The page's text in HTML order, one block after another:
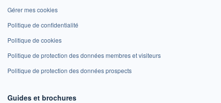
Gérer mes cookies
Politique de confidentialité
Politique de cookies
Politique de protection des données membres et visiteurs
Politique de protection des données prospects
Guides et brochures